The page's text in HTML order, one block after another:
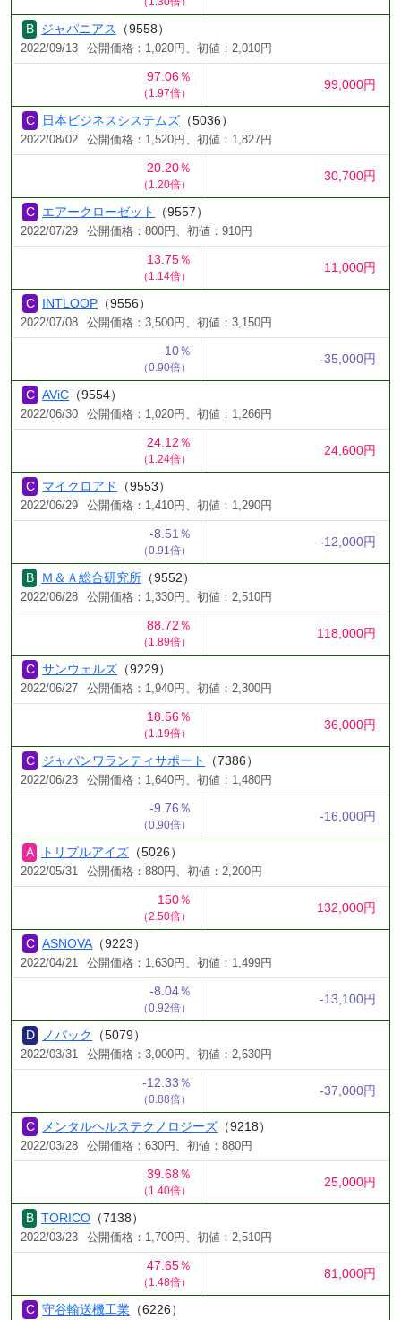
ジャパニアス （9558）
2022/09/13 公開価格：1,020円、初値：2,010円
97.06％
（1.97倍）
99,000円
日本ビジネスシステムズ （5036）
2022/08/02 公開価格：1,520円、初値：1,827円
20.20％
（1.20倍）
30,700円
エアークローゼット （9557）
2022/07/29 公開価格：800円、初値：910円
13.75％
（1.14倍）
11,000円
INTLOOP （9556）
2022/07/08 公開価格：3,500円、初値：3,150円
-10％
（0.90倍）
-35,000円
AViC （9554）
2022/06/30 公開価格：1,020円、初値：1,266円
24.12％
（1.24倍）
24,600円
マイクロアド （9553）
2022/06/29 公開価格：1,410円、初値：1,290円
-8.51％
（0.91倍）
-12,000円
Ｍ＆Ａ総合研究所 （9552）
2022/06/28 公開価格：1,330円、初値：2,510円
88.72％
（1.89倍）
118,000円
サンウェルズ （9229）
2022/06/27 公開価格：1,940円、初値：2,300円
18.56％
（1.19倍）
36,000円
ジャパンワランティサポート （7386）
2022/06/23 公開価格：1,640円、初値：1,480円
-9.76％
（0.90倍）
-16,000円
トリプルアイズ （5026）
2022/05/31 公開価格：880円、初値：2,200円
150％
（2.50倍）
132,000円
ASNOVA （9223）
2022/04/21 公開価格：1,630円、初値：1,499円
-8.04％
（0.92倍）
-13,100円
ノバック （5079）
2022/03/31 公開価格：3,000円、初値：2,630円
-12.33％
（0.88倍）
-37,000円
メンタルヘルステクノロジーズ （9218）
2022/03/28 公開価格：630円、初値：880円
39.68％
（1.40倍）
25,000円
TORICO （7138）
2022/03/23 公開価格：1,700円、初値：2,510円
47.65％
（1.48倍）
81,000円
守谷輸送機工業 （6226）